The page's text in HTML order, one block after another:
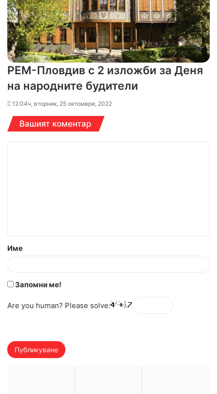
РЕМ-Пловдив с 2 изложби за Деня
на народните будители
12:04ч, вторник, 25 октомври, 2022
Вашият коментар
а
р
:
*
Име
Запомни ме!
Are you human? Please solve: